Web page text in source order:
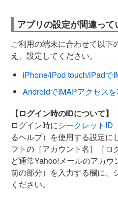
アプリの設定が間違って
ご利用の端末に合わせて以下
え、設定してください。
iPhone/iPod touch/iPadで
AndroidでIMAPアクセス
【ログイン時のIDについて】
ログイン時にシークレットID
るヘルプ）を使用する設定に
フトの［アカウント名］［ロ
ど通常Yahoo!メールのアカウ
前の部分）を入力する欄に、
ください。